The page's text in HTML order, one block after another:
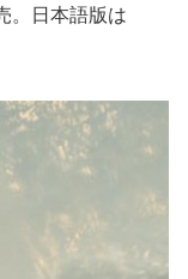
。日本語版は